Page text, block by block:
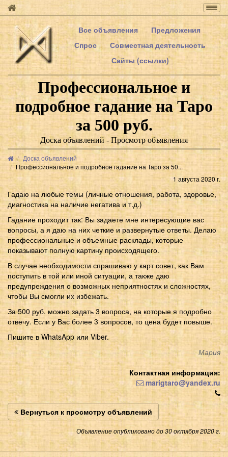
Все объявления
Предложения
Спрос
Совместная деятельность
Сайты (ссылки)
Профессиональное и
подробное гадание на Таро
за 500 руб.
Доска объявлений - Просмотр объявления
Доска объявлений
Профессиональное и подробное гадание на Таро за 50...
1 августа 2020 г.
Гадаю на любые темы (личные отношения, работа, здоровье,
диагностика на наличие негатива и т.д.)
Гадание проходит так: Вы задаете мне интересующие вас
вопросы, а я даю на них четкие и развернутые ответы. Делаю
профессиональные и объемные расклады, которые
показывают полную картину происходящего.
В случае необходимости спрашиваю у карт совет, как Вам
поступить в той или иной ситуации, а также даю
предупреждения о возможных неприятностях и сложностях,
чтобы Вы смогли их избежать.
За 500 руб. можно задать 3 вопроса, на которые я подробно
отвечу. Если у Вас более 3 вопросов, то цена будет повыше.
Пишите в WhatsApp или Viber.
Мария
Контактная информация:
marigtaro@yandex.ru
Вернуться к просмотру объявлений
Объявление опубликовано до 30 октября 2020 г.